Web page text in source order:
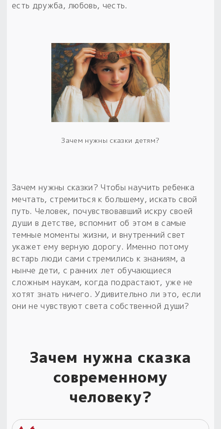
есть дружба, любовь, честь.
Зачем нужны сказки детям?
Зачем нужны сказки? Чтобы научить ребенка
мечтать, стремиться к большему, искать свой
путь. Человек, почувствовавший искру своей
души в детстве, вспомнит об этом в самые
темные моменты жизни, и внутренний свет
укажет ему верную дорогу. Именно потому
встарь люди сами стремились к знаниям, а
нынче дети, с ранних лет обучающиеся
сложным наукам, когда подрастают, уже не
хотят знать ничего. Удивительно ли это, если
они не чувствуют света собственной души?
Зачем нужна сказка
современному
человеку?